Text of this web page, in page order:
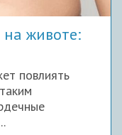
на животе:
повлиять